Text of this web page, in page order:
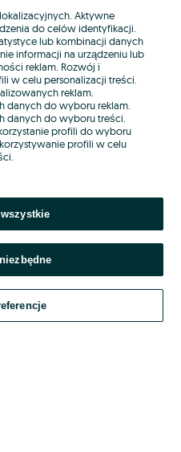
się
z dostawców wskazanych powyżej,
w jego aktualnym brzmieniu.
Aktywne
do celów identyfikacji.
lub kombinacji danych
informacji na urządzeniu lub
reklam. Rozwój i
w celu personalizacji treści.
reklam.
danych do wyboru reklam.
danych do wyboru treści.
profili do wyboru
profili w celu